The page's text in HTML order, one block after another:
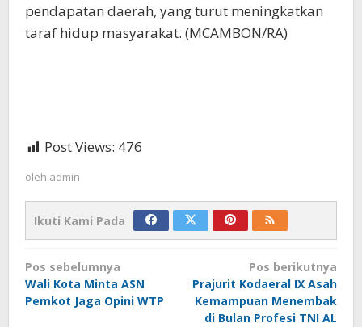
pendapatan daerah, yang turut meningkatkan
taraf hidup masyarakat. (MCAMBON/RA)
Post Views: 476
oleh admin
Ikuti Kami Pada
Navigasi
pos
Pos sebelumnya
Wali Kota Minta ASN
Pemkot Jaga Opini WTP
Pos berikutnya
Prajurit Kodaeral IX Asah
Kemampuan Menembak
di Bulan Profesi TNI AL